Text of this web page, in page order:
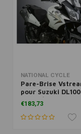
NATIONAL CYCLE
Pare-Brise
pour Suzuki
Strom/Adventure/
V-Strom | Clair
€183,73